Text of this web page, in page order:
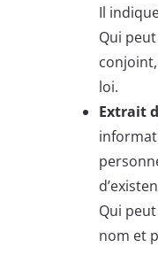
Il
Qui
loi.
Extrait
Qui
nom et